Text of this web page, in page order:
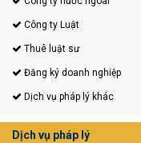
Công ty Luật
Thuê luật sư
Đăng ký doanh nghiệp
Dịch vụ pháp lý khác
Dịch vụ pháp lý